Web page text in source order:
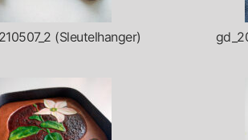
(Sleutelhanger)